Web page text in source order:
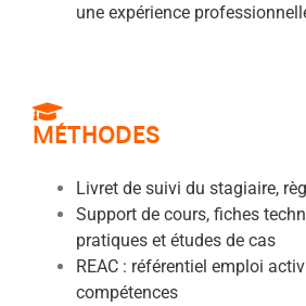
une expérience
MÉTHODES
Livret de suivi du stagiaire,
Support de cours, fiches
pratiques et études de cas
REAC : référentiel emploi
compétences